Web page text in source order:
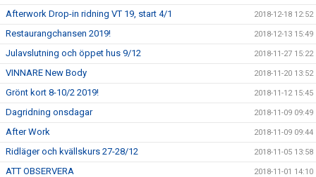
Afterwork Drop-in ridning VT 19, start 4/1 2018-12-18 12:52
Restaurangchansen 2019! 2018-12-13 15:49
Julavslutning och öppet hus 9/12 2018-11-27 15:22
VINNARE New Body 2018-11-20 13:52
Grönt kort 8-10/2 2019! 2018-11-12 15:45
Dagridning onsdagar 2018-11-09 09:49
After Work 2018-11-09 09:44
Ridläger och kvällskurs 27-28/12 2018-11-05 13:58
ATT OBSERVERA 2018-11-01 14:10